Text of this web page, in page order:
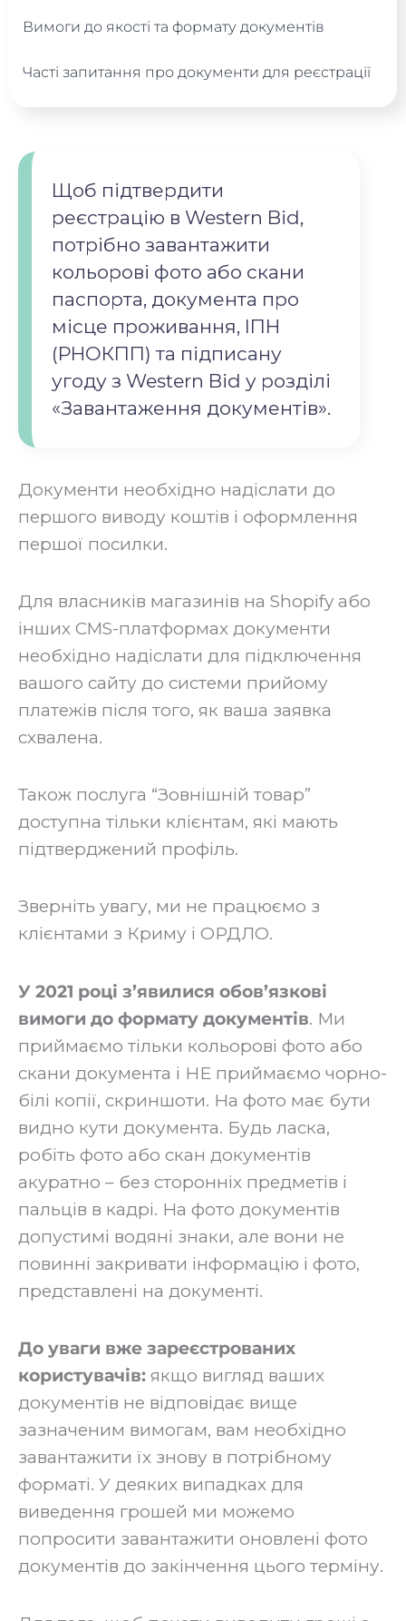
Вимоги до якості та формату документів
Часті запитання про документи для реєстрації
Щоб підтвердити
реєстрацію в Western Bid,
потрібно завантажити
кольорові фото або скани
паспорта, документа про
місце проживання, ІПН
(РНОКПП) та підписану
угоду з Western Bid у розділі
«Завантаження документів».
Документи необхідно надіслати до
першого виводу коштів і оформлення
першої посилки.
‍Для власників магазинів на Shopify або
інших CMS-платформах документи
необхідно надіслати для підключення
вашого сайту до системи прийому
платежів після того, як ваша заявка
схвалена.
‍Також послуга “Зовнішній товар”
доступна тільки клієнтам, які мають
підтверджений профіль.
‍Зверніть увагу, ми не працюємо з
клієнтами з Криму і ОРДЛО.
У 2021 році з’явилися обов’язкові
вимоги до формату документів. Ми
приймаємо тільки кольорові фото або
скани документа і НЕ приймаємо чорно-
білі копії, скриншоти. На фото має бути
видно кути документа. Будь ласка,
робіть фото або скан документів
акуратно – без сторонніх предметів і
пальців в кадрі. На фото документів
допустимі водяні знаки, але вони не
повинні закривати інформацію і фото,
представлені на документі.
До уваги вже зареєстрованих
користувачів: якщо вигляд ваших
документів не відповідає вище
зазначеним вимогам, вам необхідно
завантажити їх знову в потрібному
форматі. У деяких випадках для
виведення грошей ми можемо
попросити завантажити оновлені фото
документів до закінчення цього терміну.